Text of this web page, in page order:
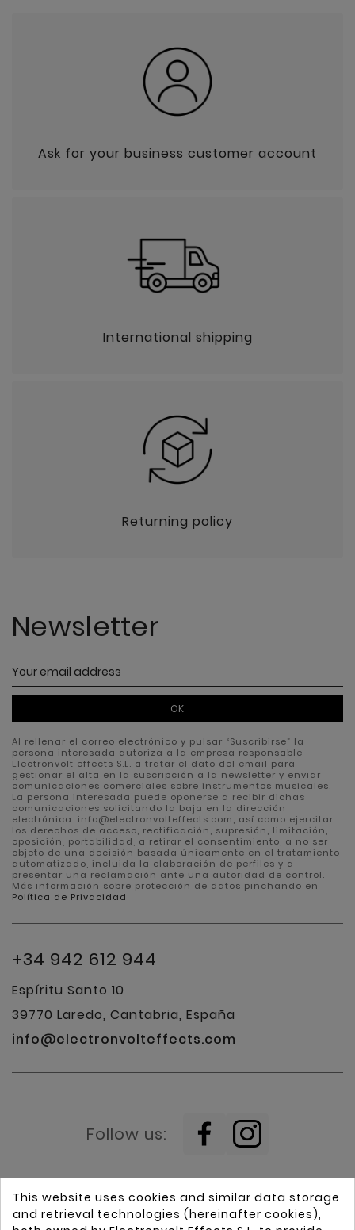
Newsletter
OK
Ask for your business customer account
International shipping
Returning policy
Al rellenar el correo electrónico y pulsar “Suscribirse” la
persona interesada autoriza a la empresa responsable
Electronvolt effects S.L. a tratar el dato del email para
gestionar el alta en la suscripción a la newsletter y enviar
comunicaciones comerciales sobre instrumentos musicales.
La persona interesada puede oponerse a recibir dichas
comunicaciones solicitando la baja en la dirección
electrónica: info@electronvolteffects.com, así como ejercitar
los derechos de acceso, rectificación, supresión, limitación,
oposición, portabilidad, a retirar el consentimiento, a no ser
objeto de una decisión basada únicamente en el tratamiento
automatizado, incluida la elaboración de perfiles y a
presentar una reclamación ante una autoridad de control.
Más información sobre protección de datos pinchando en
Política de Privacidad
+34 942 612 944
Espíritu Santo 10
39770 Laredo, Cantabria, España
info@electronvolteffects.com
Follow us:
This website uses cookies and similar data storage
and retrieval technologies (hereinafter cookies),